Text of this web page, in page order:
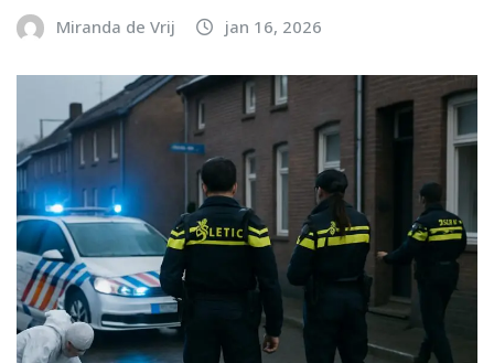
Miranda de Vrij jan 16, 2026